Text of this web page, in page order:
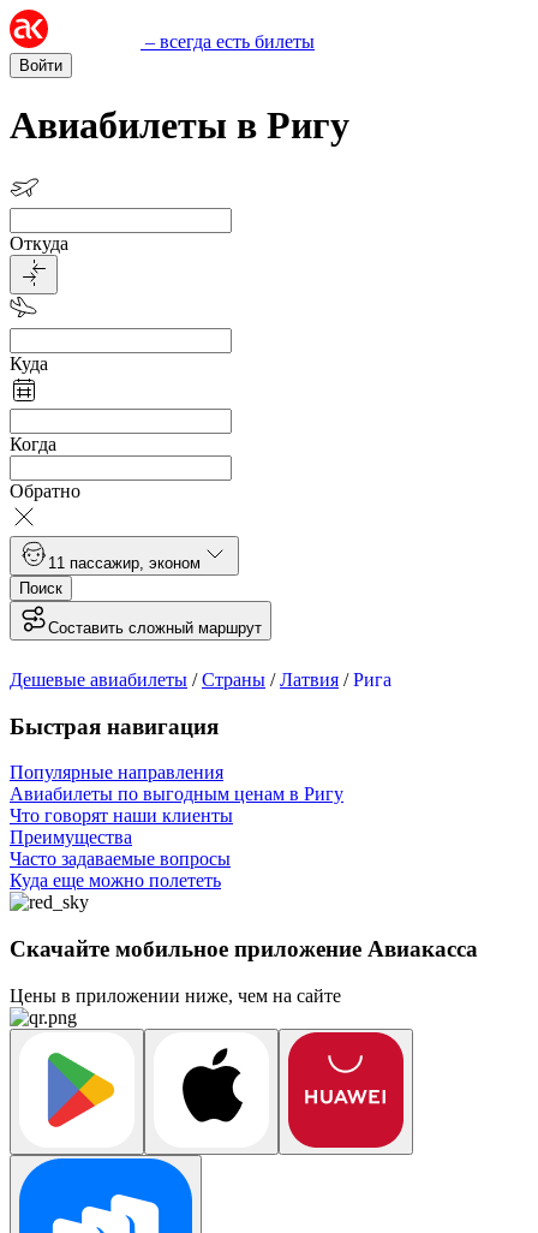
– всегда есть билеты
Войти
Авиабилеты в Ригу
Откуда
Куда
Когда
Обратно
1 1 пассажир эконом
Поиск
Составить сложный маршрут
Дешевые авиабилеты /Страны /Латвия /Рига
Быстрая навигация
Популярные направления
Авиабилеты по выгодным ценам в Ригу
Что говорят наши клиенты
Преимущества
Часто задаваемые вопросы
Куда еще можно полететь
Скачайте мобильное приложение Авиакасса
Цены в приложении ниже, чем на сайте